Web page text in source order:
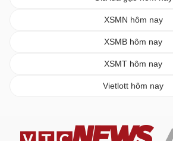
XSMN hôm nay
XSMB hôm nay
XSMT hôm nay
Vietlott hôm nay